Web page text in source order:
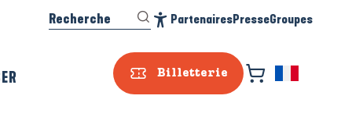
Billetterie
Recherche PartenairesPresseGroupes